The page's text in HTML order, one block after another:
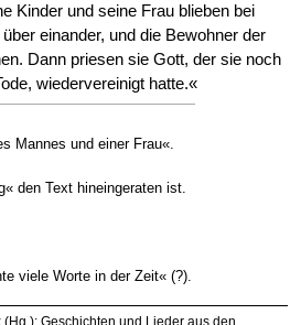
Kinder und seine Frau blieben bei
einander, und die Bewohner der
Dann priesen sie Gott, der sie noch
wiedervereinigt hatte.«
Mannes und einer Frau«.
den Text hineingeraten ist.
viele Worte in der Zeit« (?).
(Hg.): Geschichten und Lieder aus den